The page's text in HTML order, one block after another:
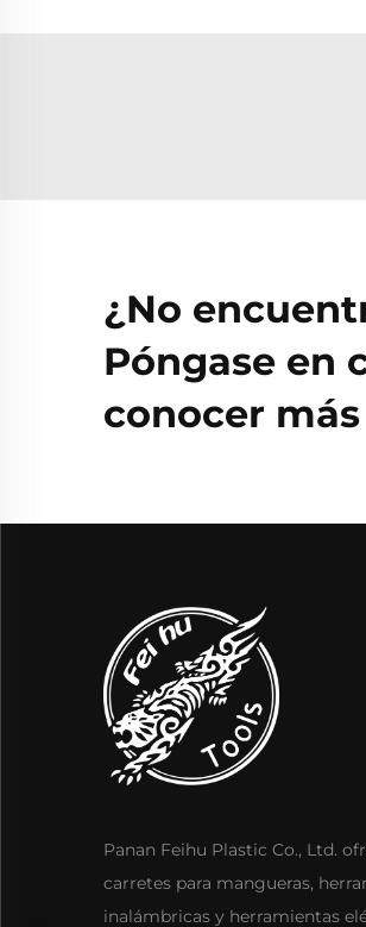
¿No
Póngase en
conocer
Panan Feihu Plastic Co., Ltd.
carretes para mangueras,
inalámbricas y herramientas